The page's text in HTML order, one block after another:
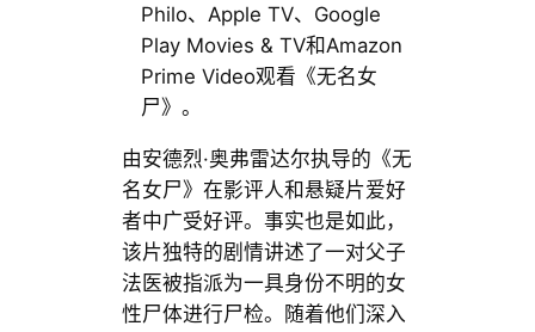
Philo、Apple TV、Google
Play Movies & TV和Amazon
Prime Video观看《无名女
尸》。
由安德烈·奥弗雷达尔执导的《无
名女尸》在影评人和悬疑片爱好
者中广受好评。事实也是如此，
该片独特的剧情讲述了一对父子
法医被指派为一具身份不明的女
性尸体进行尸检。随着他们深入